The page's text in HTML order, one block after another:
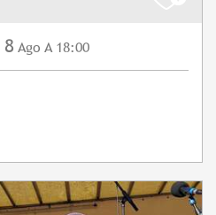
8 Ago A 18:00